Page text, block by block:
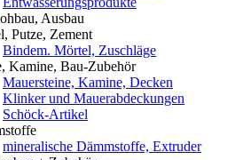
Ausbau
Putze, Zement
Bindem. Mörtel, Zuschläge
Kamine, Bau-Zubehör
Mauersteine, Kamine, Decken
Klinker und Mauerabdeckungen
Schöck-Artikel
mineralische Dämmstoffe, Extruder